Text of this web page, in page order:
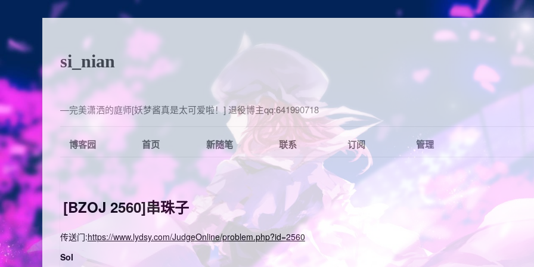
si_nian
—完美潇洒的庭师[妖梦酱真是太可爱啦！] 退役博主qq:641990718
博客园 首页 新随笔 联系 订阅 管理
[BZOJ 2560]串珠子
传送门:https://www.lydsy.com/JudgeOnline/problem.php?id=2560
Sol